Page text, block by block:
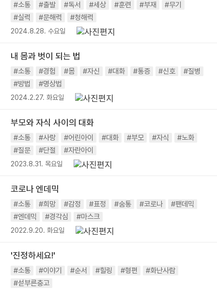
#소통 #출발 #독서 #세상 #훈련 #부재
#무기
#실력
#문해력 #청해력
2024.8.28. 수요일
내 몸과 벗이 되는 법
#소통 #경험 #몸 #자신 #대화 #통증 #신호
#질병
#방법
#명상법
2024.2.27. 화요일
부모와 자식 사이의 대화
#소통 #사랑 #어린아이 #대화 #부모 #자식
#노화
#질문
#단절 #자란아이
2023.8.31. 목요일
코로나 엔데믹
#소통 #희망 #감정 #표정 #숨통 #코로나
#팬데믹
#엔데믹
#경각심 #마스크
2022.9.20. 화요일
'진정하세요!'
#소통 #이야기 #순서 #힐링 #형편
#화난사람
#섣부른충고